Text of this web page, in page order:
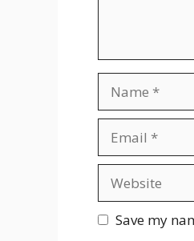
Save my